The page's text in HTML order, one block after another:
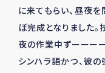
に来てもらい、昼夜
ぼ完成となりました。
夜の作業中ずーーー
シンハラ語かつ、彼